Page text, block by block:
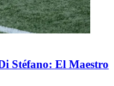
Stéfano: El Maestro